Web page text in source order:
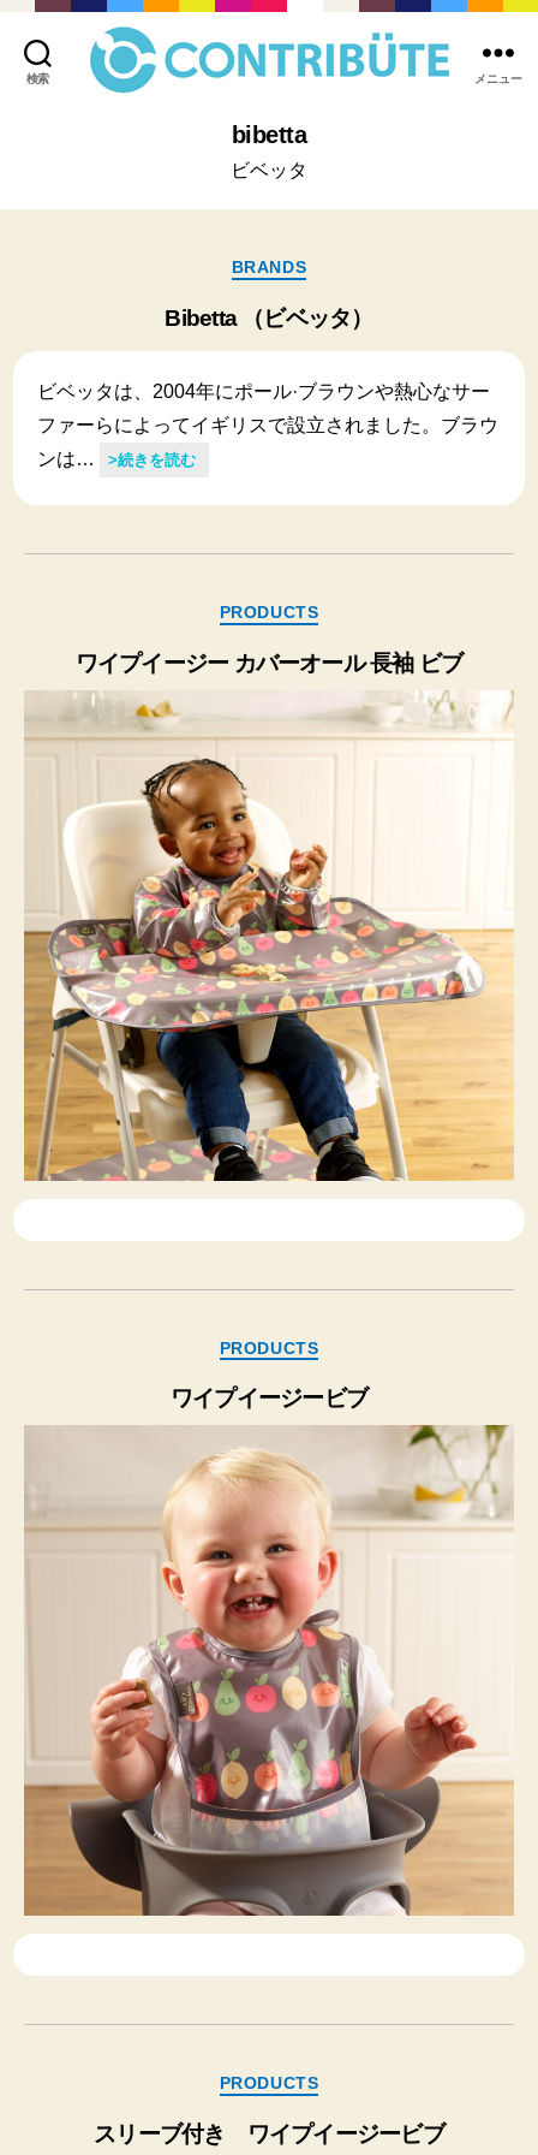
検索
式
社
リ
ュ
(
Contribute,inc.
メニュー
bibetta
ビベッタ
カ
テ
ゴ
リ
ー
BRANDS
Bibetta （ビベッタ）
ビベッタは、2004年にポール·ブラウンや熱心なサー
ファーらによってイギリスで設立されました。ブラウ
ンは…
>続きを読む
カ
テ
ゴ
PRODUCTS
ワイプイージー カバーオール 長袖 ビブ
カ
テ
ゴ
リ
PRODUCTS
ワイプイージービブ
カ
テ
ゴ
リ
PRODUCTS
スリーブ付き ワイプイージービブ